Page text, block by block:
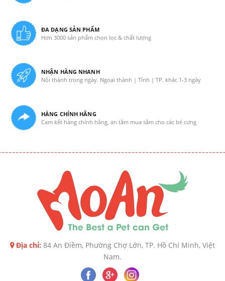
ĐA DẠNG SẢN PHẨM
Hơn 3000 sản phẩm chọn lọc & chất lượng
NHẬN HÀNG NHANH
Nội thành trong ngày. Ngoại thành | Tỉnh | TP. khác 1-3 ngày
HÀNG CHÍNH HÃNG
Cam kết hàng chính hãng, an tâm mua sắm cho các bé cưng
Địa chỉ: 84 An Điềm, Phường Chợ Lớn, TP. Hồ Chí Minh, Việt
Nam.